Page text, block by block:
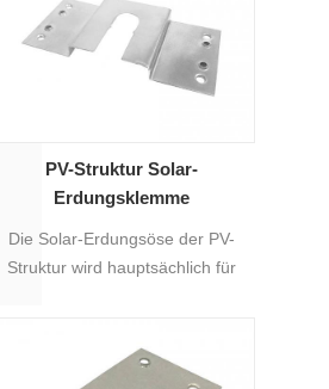
PV-Struktur Solar-
Erdungsklemme
Die Solar-Erdungsöse der PV-
Struktur wird hauptsächlich für